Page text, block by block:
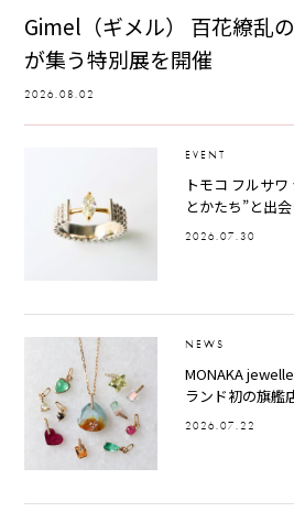
Gimel（ギメル） 百花繚乱
が集う特別展を開催
2026.08.02
EVENT
トモコ フルサ
とかたち”と出
2026.07.30
NEWS
MONAKA
ランド初の旗艦
2026.07.22